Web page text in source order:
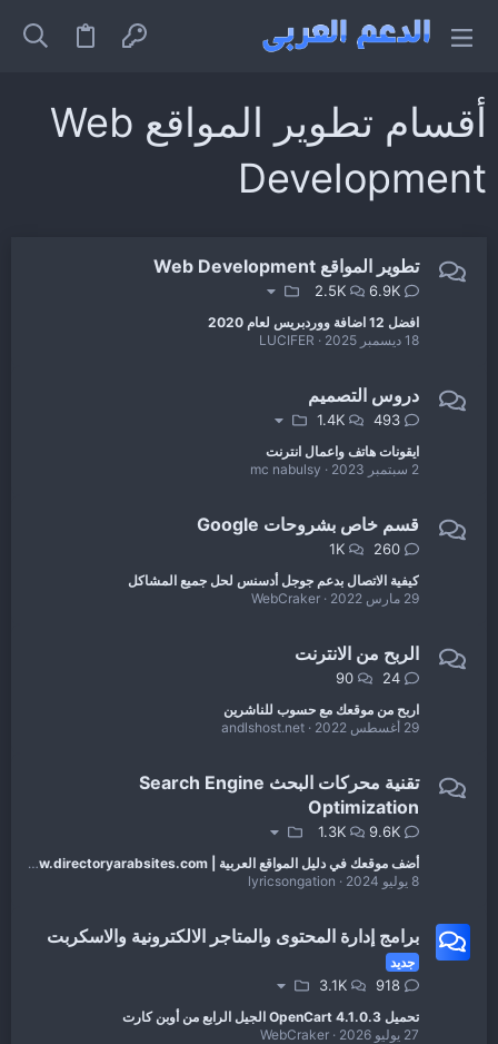
أقسام تطوير المواقع Web
Development
تطوير المواقع Web Development
2.5K 6.9K
افضل 12 اضافة ووردبريس لعام 2020
18 ديسمبر 2025
LUCIFER
دروس التصميم
493
1.4K
ايقونات هاتف واعمال انترنت
2 سبتمبر 2023
mc nabulsy
قسم خاص بشروحات Google
260
1K
كيفية الاتصال بدعم جوجل أدسنس لحل جميع المشاكل
29 مارس 2022
WebCraker
الربح من الانترنت
24
90
اربح من موقعك مع حسوب للناشرين
29 أغسطس 2022
andlshost.net
تقنية محركات البحث Search Engine
Optimization
1.3K 9.6K
أضف موقعك في دليل المواقع العربية | www.directoryarabsites.com
8 يوليو 2024
lyricsongation
برامج إدارة المحتوى والمتاجر الالكترونية والاسكربت
جديد
918
3.1K
تحميل OpenCart 4.1.0.3 الجيل الرابع من أوبن كارت
27 يوليو 2026
WebCraker